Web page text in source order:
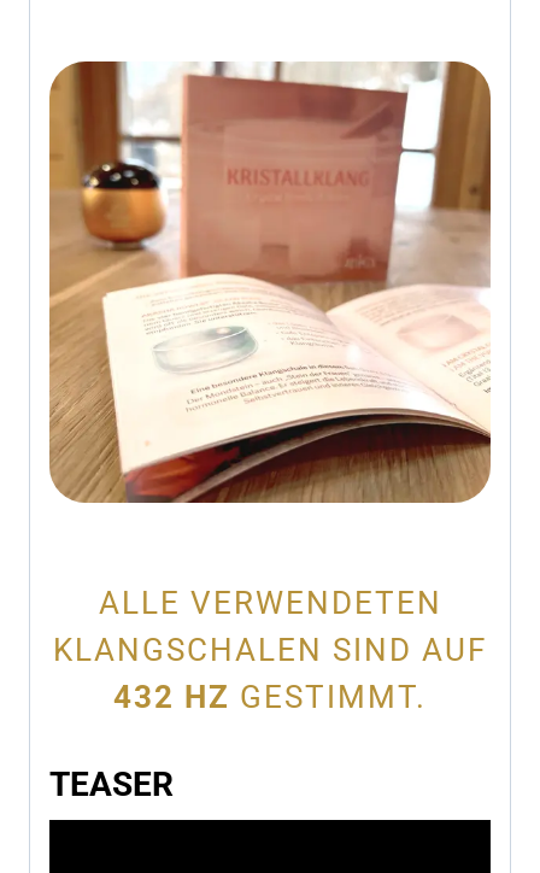
ALLE VERWENDETEN
KLANGSCHALEN SIND AUF
432 HZ GESTIMMT.
TEASER